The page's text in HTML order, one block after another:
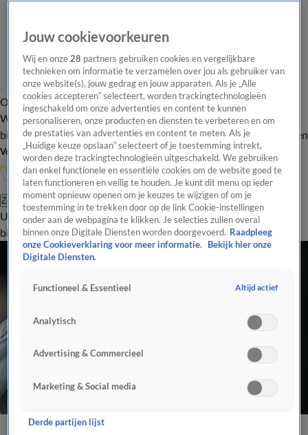
Overzicht Onze programma's Uitzendingen Onze gezichten
In de
WandelgangenInterviewsUitzending
bijwonenPodcastShopVeelgestelde vragenKijkersvraag insturen
Volg Vandaag Inside
Zoeken
UitzendingenVandaag InsideDe OranjezomerShopUitzending
bijwonen
Jouw cookievoorkeuren
Wij en onze28 partners gebruiken cookies en vergelijkbare
technieken om informatie te verzamelen over jou als gebruiker van
onze website(s), jouw gedrag en jouw apparaten. Als je „Alle
cookies accepteren” selecteert, worden trackingtechnologieën
ingeschakeld om onze advertenties en content te kunnen
personaliseren, onze producten en diensten te verbeteren en om
de prestaties van advertenties en content te meten. Als je
„Huidige keuze opslaan” selecteert of je toestemming intrekt,
worden deze trackingtechnologieën uitgeschakeld. We gebruiken
dan enkel functionele en essentiële cookies om de website goed te
laten functioneren en veilig te houden. Je kunt dit menu op ieder
moment opnieuw openen om je keuzes te wijzigen of om je
toestemming in te trekken door op de link Cookie-instellingen
onder aan de webpagina te klikken. Je selecties zullen overal
binnen onze Digitale Diensten worden doorgevoerd. Raadpleeg
onze Cookieverklaring voor meer informatie.
Bekijk hier onze
Digitale Diensten.
Functioneel & Essentieel Altijd actief
Analytisch
Advertising & Commercieel
Marketing & Social media
Derde partijen lijst